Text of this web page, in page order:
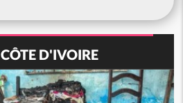
CÔTE D'IVOIRE